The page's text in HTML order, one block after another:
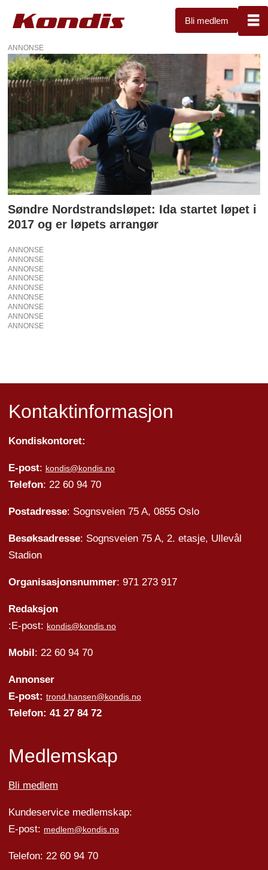
Bli medlem
Tag:
ida
cecilia
juhasz
ANNONSE
Søndre Nordstrandsløpet: Ida startet løpet i
2017 og er løpets arrangør
ANNONSE
ANNONSE
ANNONSE
ANNONSE
ANNONSE
ANNONSE
ANNONSE
ANNONSE
ANNONSE
Kontaktinformasjon
Kondiskontoret:
E-post: kondis@kondis.no
Telefon: 22 60 94 70
Postadresse: Sognsveien 75 A, 0855 Oslo
Besøksadresse: Sognsveien 75 A, 2. etasje, Ullevål
Stadion
Organisasjonsnummer: 971 273 917
Redaksjon
:E-post: kondis@kondis.no
Mobil: 22 60 94 70
Annonser
E-post: trond.hansen@kondis.no
Telefon: 41 27 84 72
Medlemskap
Bli medlem
Kundeservice medlemskap:
E-post: medlem@kondis.no
Telefon: 22 60 94 70